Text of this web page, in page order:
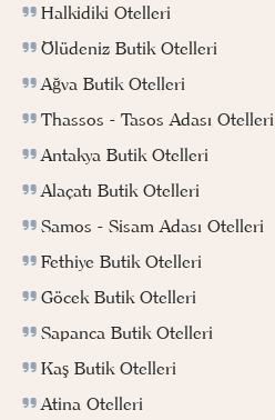
Halkidiki Otelleri
Ölüdeniz Butik Otelleri
Ağva Butik Otelleri
Thassos - Tasos Adası Otelleri
Antakya Butik Otelleri
Alaçatı Butik Otelleri
Samos - Sisam Adası Otelleri
Fethiye Butik Otelleri
Göcek Butik Otelleri
Sapanca Butik Otelleri
Kaş Butik Otelleri
Atina Otelleri